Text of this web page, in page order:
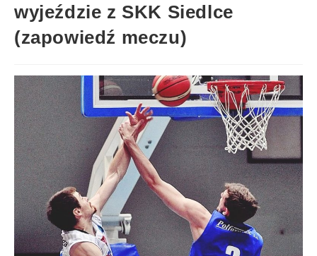
wyjeździe z SKK Siedlce
(zapowiedź meczu)